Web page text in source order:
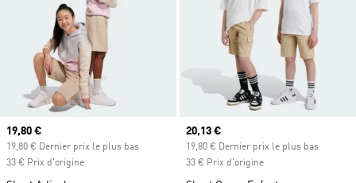
Prix actuel
19,80 €
19,80 € Dernier prix le plus bas
33 € Prix d'origine
Prix actuel
20,13 €
19,80 € Dernier prix le plus bas
33 € Prix d'origine